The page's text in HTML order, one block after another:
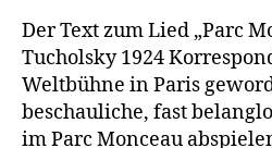
Der Text zum Lied „Parc
Tucholsky 1924
Weltbühne in Paris
beschauliche, fast
im Parc Monceau